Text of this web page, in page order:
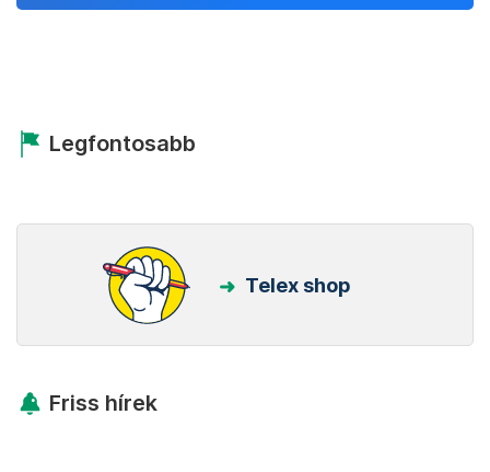
Legfontosabb
Telex shop
Friss hírek